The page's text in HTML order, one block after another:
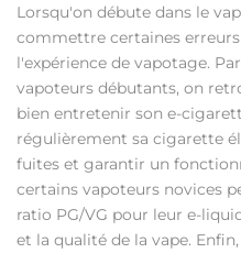
Lorsqu'on débute dans le
commettre certaines
l'expérience de vapotage.
vapoteurs débutants, on
bien entretenir son e-
régulièrement sa cigarette
fuites et garantir un
certains vapoteurs novices
ratio PG/VG pour leur e-
et la qualité de la vape.